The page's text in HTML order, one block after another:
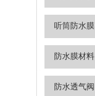
听筒防水膜
防水膜材料
防水透气阀